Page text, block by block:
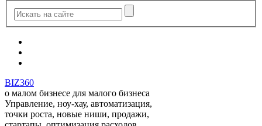
BIZ360
о малом бизнесе для малого бизнеса
Управление, ноу-хау, автоматизация,
точки роста, новые ниши, продажи,